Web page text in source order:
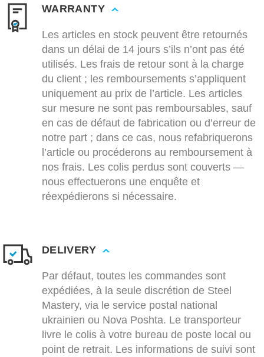
WARRANTY
Les articles en stock peuvent être retournés
dans un délai de 14 jours s’ils n’ont pas été
utilisés. Les frais de retour sont à la charge
du client ; les remboursements s’appliquent
uniquement au prix de l’article. Les articles
sur mesure ne sont pas remboursables, sauf
en cas de défaut de fabrication ou d’erreur de
notre part ; dans ce cas, nous refabriquerons
l’article ou procéderons au remboursement à
nos frais. Les colis perdus sont couverts —
nous effectuerons une enquête et
réexpédierons si nécessaire.
DELIVERY
Par défaut, toutes les commandes sont
expédiées, à la seule discrétion de Steel
Mastery, via le service postal national
ukrainien ou Nova Poshta. Le transporteur
livre le colis à votre bureau de poste local ou
point de retrait. Les informations de suivi sont